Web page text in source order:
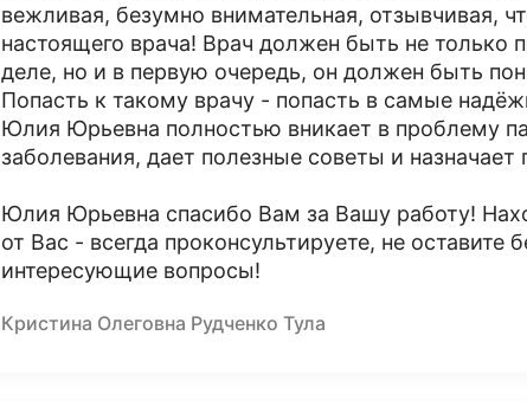
вежливая, безумно внимательная, отзывчивая,
настоящего врача! Врач должен быть не только
деле, но и в первую очередь, он должен быть
Попасть к такому врачу - попасть в самые
Юлия Юрьевна полностью вникает в проблему
заболевания, дает полезные советы и
Юлия Юрьевна спасибо Вам за Вашу работу!
от Вас - всегда проконсультируете, не оставите
интересующие вопросы!
Кристина Олеговна Рудченко Тула